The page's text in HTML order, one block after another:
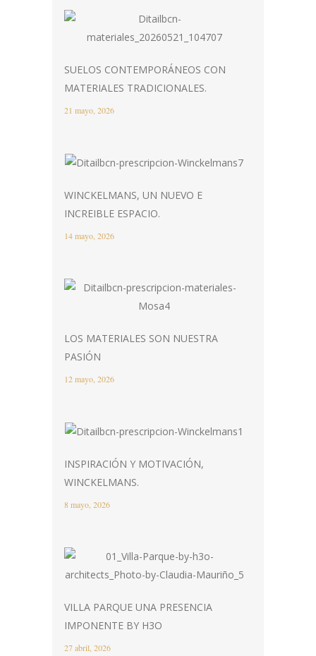
SUELOS CONTEMPORÁNEOS CON
MATERIALES TRADICIONALES.
21 mayo, 2026
WINCKELMANS, UN NUEVO E
INCREIBLE ESPACIO.
14 mayo, 2026
LOS MATERIALES SON NUESTRA
PASIÓN
12 mayo, 2026
INSPIRACIÓN Y MOTIVACIÓN,
WINCKELMANS.
8 mayo, 2026
VILLA PARQUE UNA PRESENCIA
IMPONENTE BY H3O
27 abril, 2026